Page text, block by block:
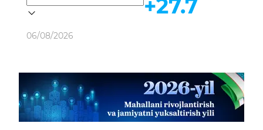
Ob-havo
06/08/2026
+27.7